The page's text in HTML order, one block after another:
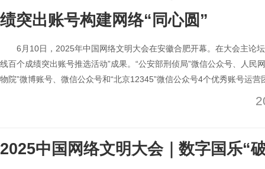
绩突出账号构建网络“同心圆”
6月10日，2025年中国网络文明大会在安徽合肥开幕。在大会主论
线百个成绩突出账号推选活动”成果。“公安部刑侦局”微信公众号、人民
物院”微博账号、微信公众号和“北京12345”微信公众号4个优秀账号运
2025中国网络文明大会｜数字国乐“